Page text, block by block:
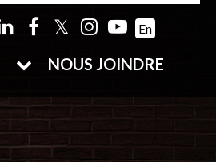
𝕏 En
NOUS JOINDRE